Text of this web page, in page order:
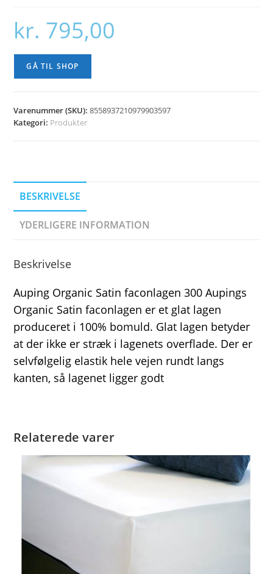
kr. 795,00
GÅ TIL SHOP
Varenummer (SKU):8558937210979903597
Kategori: Produkter
BESKRIVELSE
YDERLIGERE INFORMATION
Beskrivelse
Auping Organic Satin faconlagen 300 Aupings
Organic Satin faconlagen er et glat lagen
produceret i 100% bomuld. Glat lagen betyder
at der ikke er stræk i lagenets overflade. Der er
selvfølgelig elastik hele vejen rundt langs
kanten, så lagenet ligger godt
Relaterede varer